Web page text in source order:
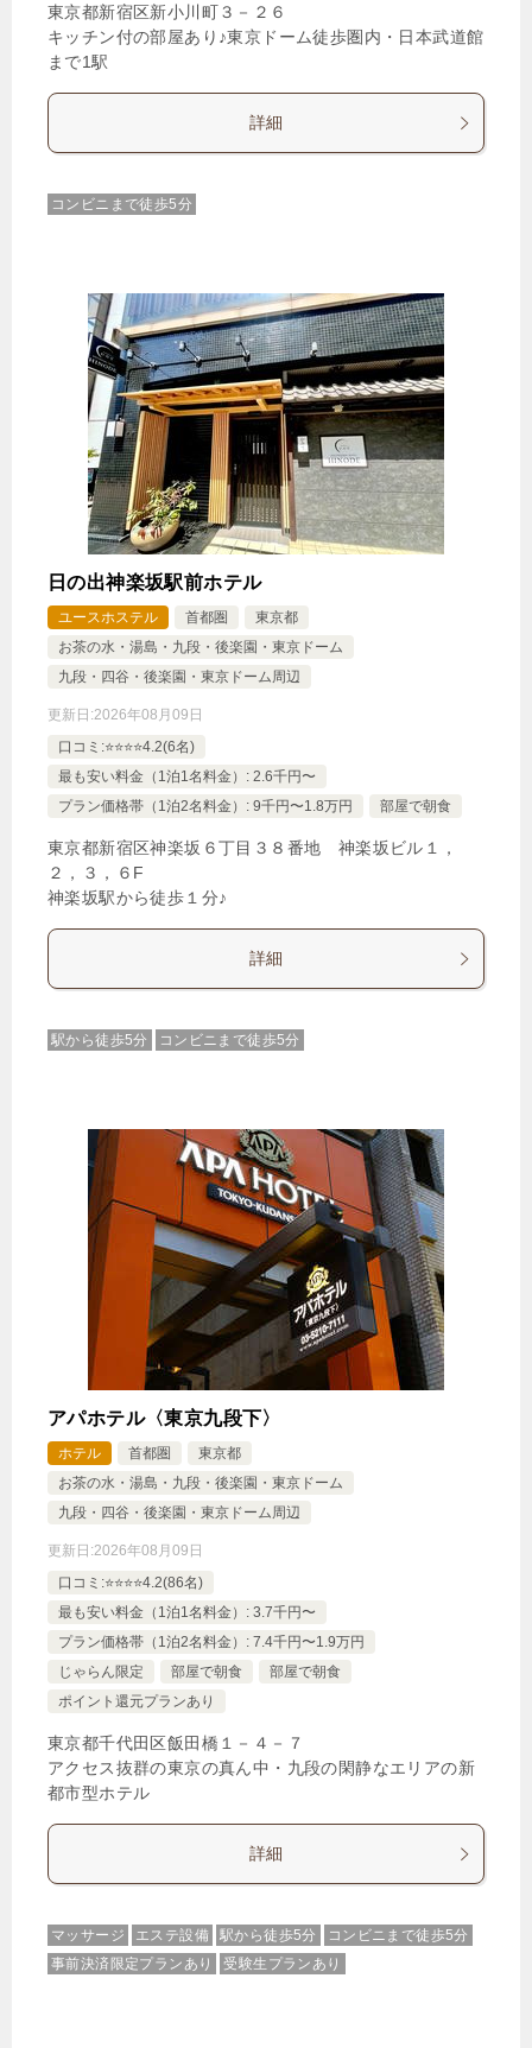
東京都新宿区新小川町３－２６
キッチン付の部屋あり♪東京ドーム徒歩圏内・日本武道館
まで1駅
詳細
コンビニまで徒歩5分
日の出神楽坂駅前ホテル
ユースホステル 首都圏
東京都
お茶の水・湯島・九段・後楽園・東京ドーム
九段・四谷・後楽園・東京ドーム周辺
更新日:2026年08月09日
口コミ:⭐️⭐️⭐️⭐️4.2(6名)
最も安い料金（1泊1名料金）: 2.6千円〜
プラン価格帯（1泊2名料金）: 9千円〜1.8万円
部屋で朝食
東京都新宿区神楽坂６丁目３８番地 神楽坂ビル１，
２，３，６F
神楽坂駅から徒歩１分♪
詳細
駅から徒歩5分 コンビニまで徒歩5分
アパホテル〈東京九段下〉
ホテル 首都圏
東京都
お茶の水・湯島・九段・後楽園・東京ドーム
九段・四谷・後楽園・東京ドーム周辺
更新日:2026年08月09日
口コミ:⭐️⭐️⭐️⭐️4.2(86名)
最も安い料金（1泊1名料金）: 3.7千円〜
プラン価格帯（1泊2名料金）: 7.4千円〜1.9万円
じゃらん限定
部屋で朝食
部屋で朝食
ポイント還元プランあり
東京都千代田区飯田橋１－４－７
アクセス抜群の東京の真ん中・九段の閑静なエリアの新
都市型ホテル
詳細
マッサージ エステ設備 駅から徒歩5分
コンビニまで徒歩5分
事前決済限定プランあり
受験生プランあり